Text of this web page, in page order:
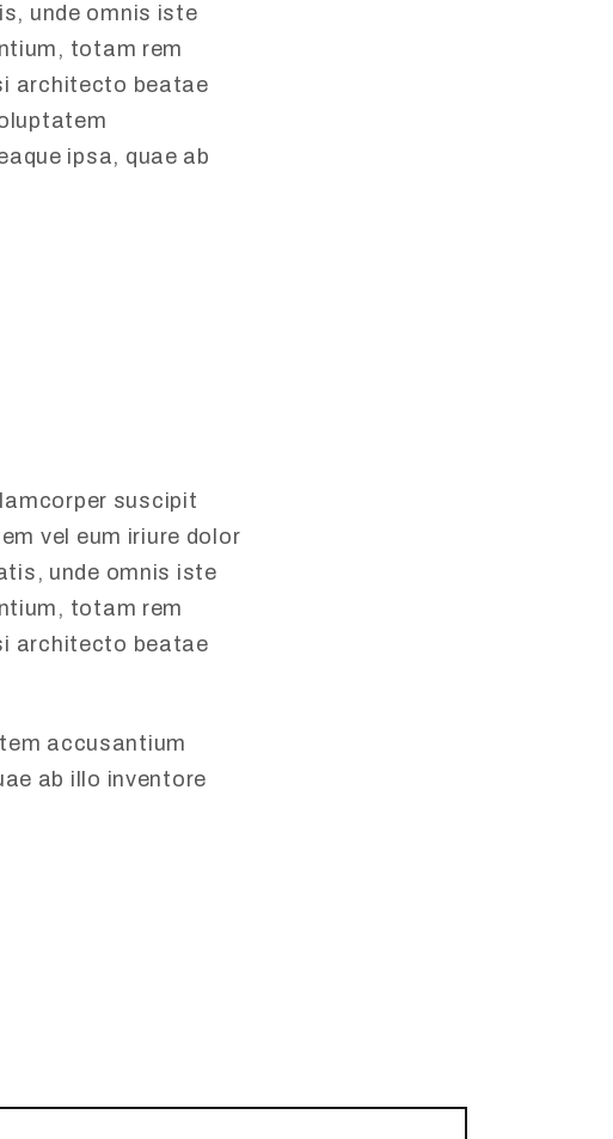
unde omnis iste
totam rem
architecto beatae
ipsa, quae ab
suscipit
vel eum iriure dolor
unde omnis iste
totam rem
architecto beatae
accusantium
ab illo inventore